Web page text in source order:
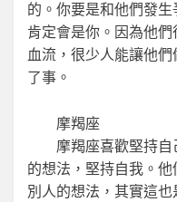
的。你要是和他們發
肯定會是你。因為他
血流，很少人能讓他
了事。
摩羯座
摩羯座喜歡堅持自
的想法，堅持自我。
別人的想法，其實這